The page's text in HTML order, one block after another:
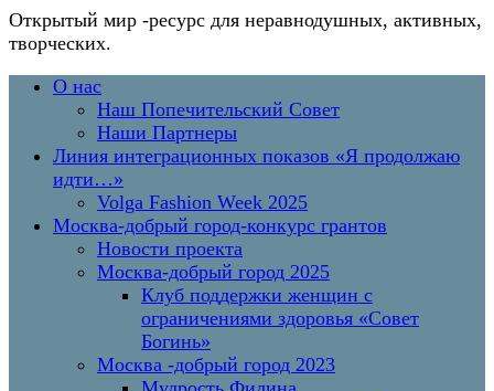
Открытый мир -ресурс для неравнодушных, активных,
творческих.
Перейти
содержимому
Основное
О нас
Наш Попечительский Совет
Наши Партнеры
Линия интеграционных показов «Я продолжаю
идти…»
Volga Fashion Week 2025
Москва-добрый город-конкурс грантов
Новости проекта
Москва-добрый город 2025
Клуб поддержки женщин с
ограничениями здоровья «Совет
Богинь»
Москва -добрый город 2023